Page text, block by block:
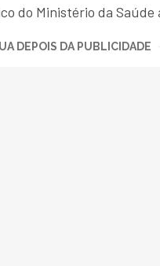
do Ministério da Saúde
DEPOIS DA PUBLICIDADE